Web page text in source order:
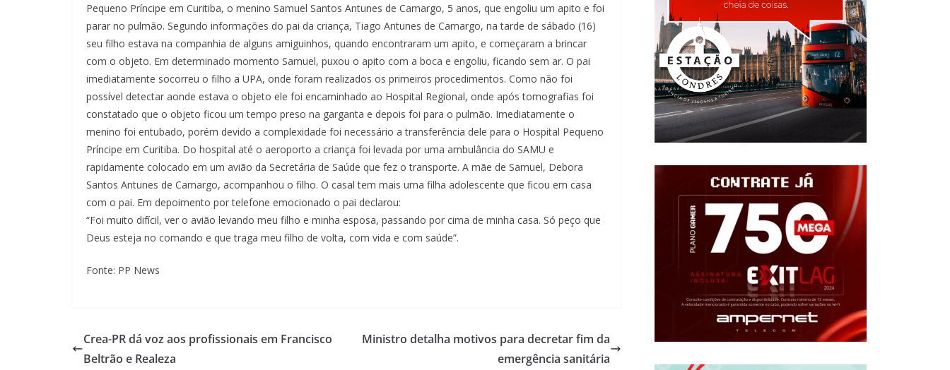
Pequeno Príncipe em Curitiba, o menino Samuel Santos Antunes de Camargo, 5 anos, que engoliu um apito e foi
parar no pulmão. Segundo informações do pai da criança, Tiago Antunes de Camargo, na tarde de sábado (16)
seu filho estava na companhia de alguns amiguinhos, quando encontraram um apito, e começaram a brincar
com o objeto. Em determinado momento Samuel, puxou o apito com a boca e engoliu, ficando sem ar. O pai
imediatamente socorreu o filho a UPA, onde foram realizados os primeiros procedimentos. Como não foi
possível detectar aonde estava o objeto ele foi encaminhado ao Hospital Regional, onde após tomografias foi
constatado que o objeto ficou um tempo preso na garganta e depois foi para o pulmão. Imediatamente o
menino foi entubado, porém devido a complexidade foi necessário a transferência dele para o Hospital Pequeno
Príncipe em Curitiba. Do hospital até o aeroporto a criança foi levada por uma ambulância do SAMU e
rapidamente colocado em um avião da Secretária de Saúde que fez o transporte. A mãe de Samuel, Debora
Santos Antunes de Camargo, acompanhou o filho. O casal tem mais uma filha adolescente que ficou em casa
com o pai. Em depoimento por telefone emocionado o pai declarou:
“Foi muito difícil, ver o avião levando meu filho e minha esposa, passando por cima de minha casa. Só peço que
Deus esteja no comando e que traga meu filho de volta, com vida e com saúde”.
Fonte: PP News
Crea-PR dá voz aos profissionais em Francisco
Beltrão e Realeza
Ministro detalha motivos para decretar fim da
emergência sanitária